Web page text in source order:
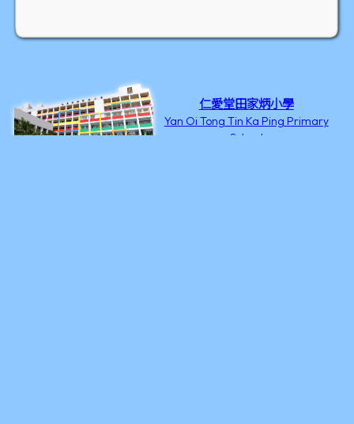
仁愛堂田家炳小學
Yan Oi Tong Tin Ka Ping Primary
School